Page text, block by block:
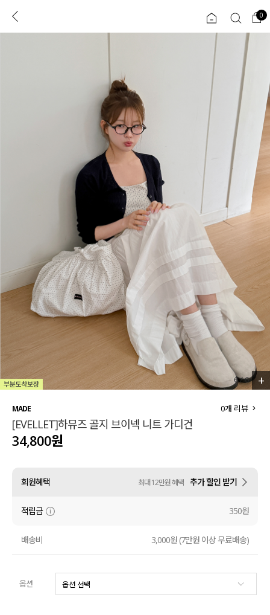
로그인 0
ENG
TW
JP
리뷰 & 혜택 플러스핏 회원혜택
COMMUNITY
MADE
세트할인 ~30%
살안타템
110사이즈
티셔츠
셔츠
원피스
니트
ALL
익스클루시브
아우터
티셔츠
니트
원피스
팬츠
스커트
언더웨어
0
6/6 +
MADE
[EVELLET]하뮤즈 골지 브이넥 니트 가디건
0개 리뷰
34,800원
회원혜택 최대 12만원 혜택 추가 할인 받기
적립금 350원
배송비 3,000원 (7만원 이상 무료배송)
옵션